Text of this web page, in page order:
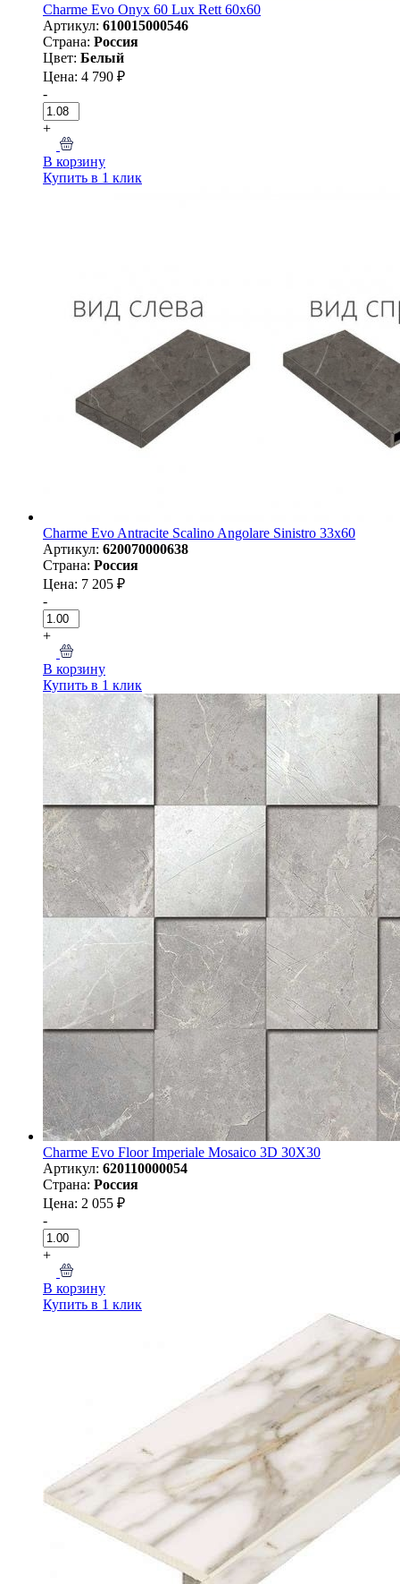
Charme Evo Onyx 60 Lux Rett 60х60
Артикул: 610015000546
Страна: Россия
Цвет: Белый
Цена: 4 790 ₽
-
+
В корзину
Купить в 1 клик
Charme Evo Antracite Scalino Angolare Sinistro 33х60
Артикул: 620070000638
Страна: Россия
Цена: 7 205 ₽
-
+
В корзину
Купить в 1 клик
Charme Evo Floor Imperiale Mosaico 3D 30X30
Артикул: 620110000054
Страна: Россия
Цена: 2 055 ₽
-
+
В корзину
Купить в 1 клик